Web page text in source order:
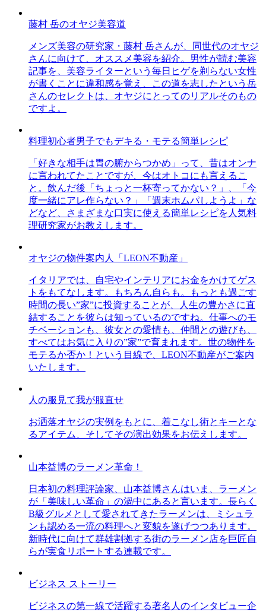
藤村 岳のオヤジ美容道
メンズ美容の研究家・藤村 岳さんが、同世代のオヤジ
さんに向けて、オススメ美容を紹介。男性が読む美容
記事を、美容ライターという毎日ヒゲを剃らない女性
が書くことに違和感を覚え、この道を志したという岳
さんのセレクトは、オヤジにとってのリアルそのもの
ですよ。
料理初心者男子でもデキる・モテる簡単レシピ
「好きな相手は胃の腑からつかめ」って、昔はオンナ
に言われてたことですが、今はオトコにも言えるこ
と。飲んだ後「ちょっと一杯寄ってかない？」、「今
度一緒にアレ作らない？」「週末ホムパしようよ」な
どなど、さまざまな口実に使える簡単レシピを人気料
理研究家がお教えします。
オヤジの物件案内人「LEON不動産」
イタリアでは、自宅やインテリアにお金をかけてゲス
トをもてなします。もちろん自らも。もっとも過ごす
時間の長い”家”に投資することが、人生の豊かさに直
結することを彼らは知っているのですね。仕事へのモ
チベーションも、彼女との愛情も、仲間との遊びも、
すべてはお気に入りの”家”で育まれます。世の物件を
モテるか否か！という目線で、LEON不動産がご案内
いたします。
人の服見て我が服直せ
お洒落オヤジの実例をもとに、着こなし術とキーとな
るアイテム、そしてその演出効果をお伝えします。
山本益博のラーメン革命！
日本初の料理評論家、山本益博さんはいま、ラーメン
が「美味しい革命」の渦中にあると言います。長らく
B級グルメとして愛されてきたラーメンは、ミシュラ
ンも認める一流の料理へと変貌を遂げつつあります。
新時代に向けて群雄割拠する街のラーメン店を巨匠自
らが実食リポートする連載です。
ビジネス ストーリー
ビジネスの第一線で活躍する著名人のインタビュー企